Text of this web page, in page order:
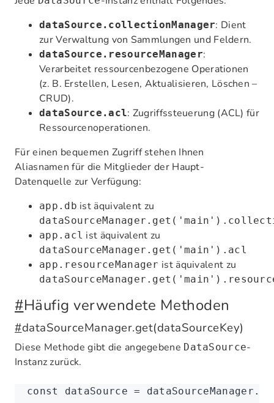
dataSource.collectionManager: Dient
zur Verwaltung von Sammlungen und Feldern.
dataSource.resourceManager:
Verarbeitet ressourcenbezogene Operationen
(z. B. Erstellen, Lesen, Aktualisieren, Löschen –
CRUD).
dataSource.acl: Zugriffssteuerung (ACL) für
Ressourcenoperationen.
Für einen bequemen Zugriff stehen Ihnen
Aliasnamen für die Mitglieder der Haupt-
Datenquelle zur Verfügung:
app.db ist äquivalent zu
app.acl ist äquivalent zu
dataSourceManager.get('main').acl
app.resourceManager ist äquivalent zu
#Häufig verwendete Methoden
#dataSourceManager.get(dataSourceKey)
Diese Methode gibt die angegebene DataSource-
Instanz zurück.
const dataSource = dataSourceManager